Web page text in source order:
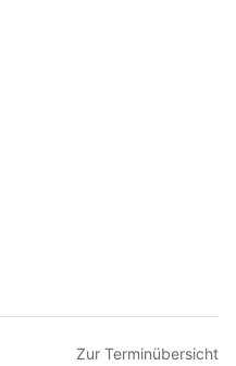
Zur Terminübersicht